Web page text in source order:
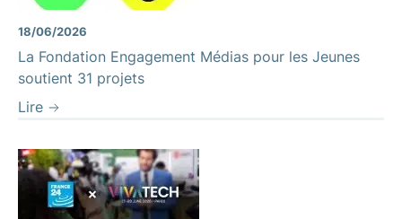
18/06/2026
La Fondation Engagement Médias pour les Jeunes
soutient 31 projets
Lire